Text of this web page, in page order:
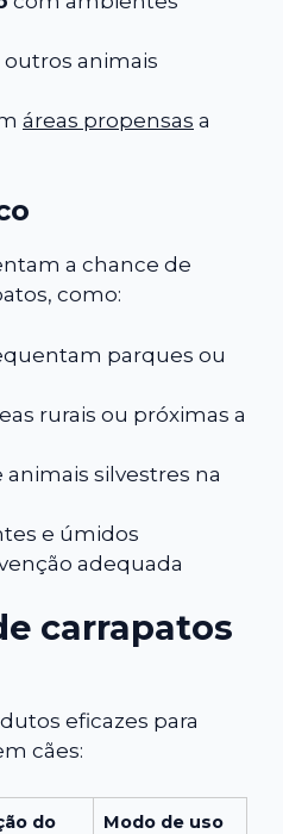
animais
áreas propensas a
a chance de
como:
parques ou
rurais ou próximas a
animais silvestres na
e úmidos
adequada
carrapatos
eficazes para
cães:
do
Modo de uso